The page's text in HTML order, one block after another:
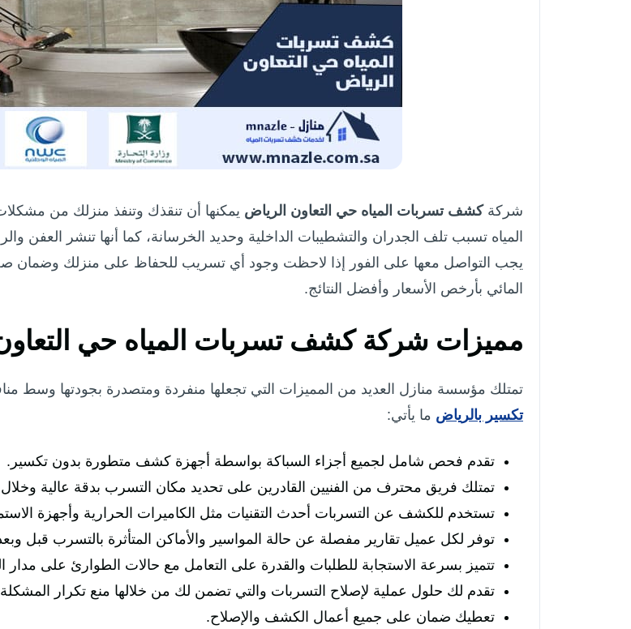
شركةكشف تسربات المياه حي التعاون الرياض يمكنها أن تنقذك وتنفذ منزلك من
المياه تسبب تلف الجدران والتشطيبات الداخلية وحديد الخرسانة، كما أنها تنشر العفن
يجب التواصل معها على الفور إذا لاحظت وجود أي تسريب للحفاظ على منزلك وضمان
المائي بأرخص الأسعار وأفضل النتائج.
مميزات شركة كشف تسربات المياه حي
تمتلك مؤسسة منازل العديد من المميزات التي تجعلها منفردة ومتصدرة بجودتها وسط
تكسير بالرياض ما يأتي:
تقدم فحص شامل لجميع أجزاء السباكة بواسطة أجهزة كشف متطورة بدون تكسير.
تمتلك فريق محترف من الفنيين القادرين على تحديد مكان التسرب بدقة عالية
تستخدم للكشف عن التسربات أحدث التقنيات مثل الكاميرات الحرارية وأجهزة
توفر لكل عميل تقارير مفصلة عن حالة المواسير والأماكن المتأثرة بالتسرب قبل
تتميز بسرعة الاستجابة للطلبات والقدرة على التعامل مع حالات الطوارئ على مدار
تقدم لك حلول عملية لإصلاح التسربات والتي تضمن لك من خلالها منع تكرار
تعطيك ضمان على جميع أعمال الكشف والإصلاح.